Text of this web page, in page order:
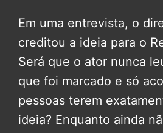
Em uma entrevista, o
creditou a ideia para o
Será que o ator nunca
que foi marcado e só
pessoas terem
ideia? Enquanto ainda